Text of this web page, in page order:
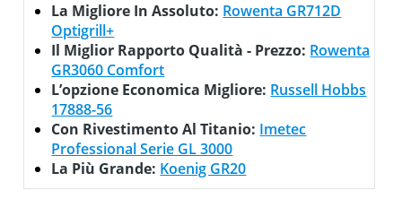
La Migliore In Assoluto: Rowenta GR712D
Optigrill+
Il Miglior Rapporto Qualità - Prezzo: Rowenta
GR3060 Comfort
L’opzione Economica Migliore: Russell Hobbs
17888-56
Con Rivestimento Al Titanio: Imetec
Professional Serie GL 3000
La Più Grande: Koenig GR20